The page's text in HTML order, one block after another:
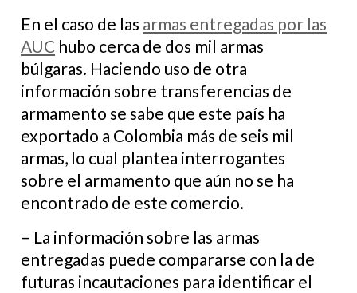
En el caso de las armas entregadas por las
AUC hubo cerca de dos mil armas
búlgaras. Haciendo uso de otra
información sobre transferencias de
armamento se sabe que este país ha
exportado a Colombia más de seis mil
armas, lo cual plantea interrogantes
sobre el armamento que aún no se ha
encontrado de este comercio.
– La información sobre las armas
entregadas puede compararse con la de
futuras incautaciones para identificar el